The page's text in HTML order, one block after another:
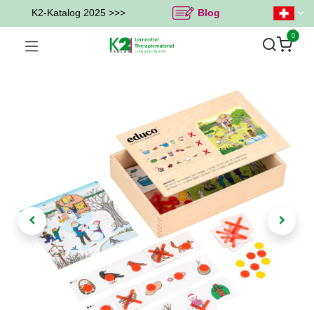
K2-Katalog 2025 >>> Blog
0